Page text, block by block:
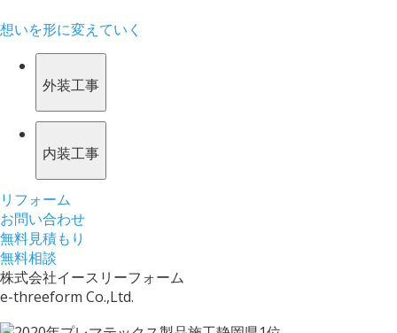
想いを形に変えていく
外装工事
内装工事
リフォーム
お問い合わせ
無料見積もり
無料相談
株式会社イースリーフォーム
e-threeform Co.,Ltd.